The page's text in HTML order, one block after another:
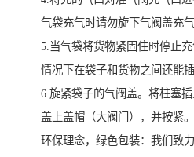
气袋充气时请勿旋下气阀盖充气
5.当气袋将货物紧固住时停止
情况下在袋子和货物之间还能
6.旋紧袋子的气阀盖。将柱塞
盖上盖帽（大阀门），并按紧。
环保理念，绿色包装：我们致